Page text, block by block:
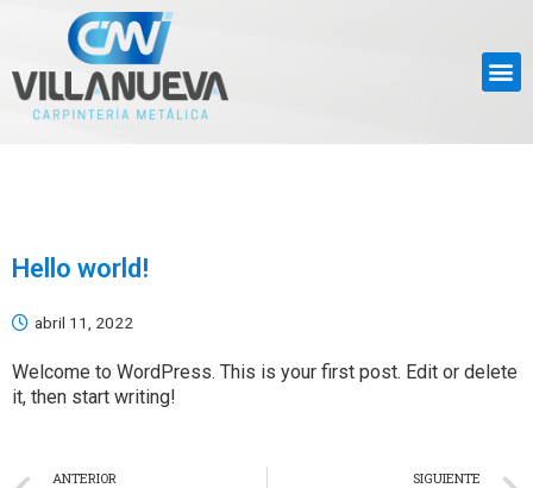
Hello world!
abril 11, 2022
Welcome to WordPress. This is your first post. Edit or delete
it, then start writing!
ANTERIOR SIGUIENTE